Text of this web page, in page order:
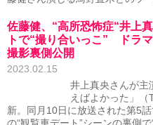
佐藤健、“高所恐怖症“井上
トで“撮り合いっこ” ドラ
撮影裏側公開
2023.02.15
井上真央さんが主
えばよかった」（
新。同月10日に放送された第5